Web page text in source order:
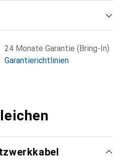
24 Monate Garantie (Bring-In)
Garantierichtlinien